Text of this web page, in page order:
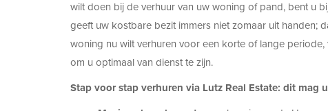
wilt doen bij de verhuur van uw woning of pand, bent u
geeft uw kostbare bezit immers niet zomaar uit handen;
woning nu wilt verhuren voor een korte of lange
om u optimaal van dienst te zijn.
Stap voor stap verhuren via Lutz Real Estate: dit mag